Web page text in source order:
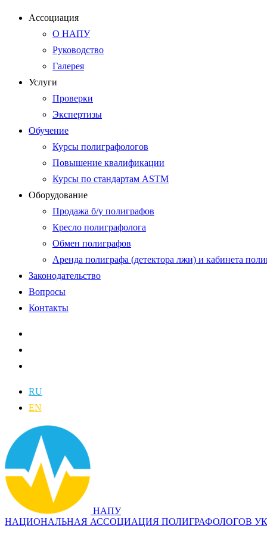
Ассоциация
О НАПУ
Руководство
Галерея
Услуги
Проверки
Экспертизы
Обучение
Курсы полиграфологов
Повышение квалификации
Курсы по стандартам ASTM
Оборудование
Продажа б/у полиграфов
Кресло полиграфолога
Обмен полиграфов
Аренда полиграфа (детектора лжи) и кабинета
Законодательство
Вопросы
Контакты
RU
EN
НАПУ
НАЦИОНАЛЬНАЯ АССОЦИАЦИЯ ПОЛИГРАФОЛОГОВ